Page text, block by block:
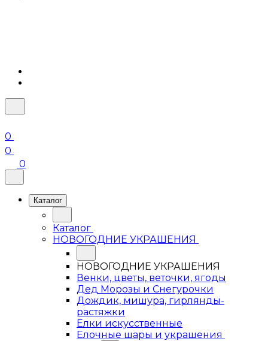
0
0
0
Каталог
Каталог
НОВОГОДНИЕ УКРАШЕНИЯ
НОВОГОДНИЕ УКРАШЕНИЯ
Венки, цветы, веточки, ягоды
Дед Морозы и Снегурочки
Дождик, мишура, гирлянды-
растяжки
Елки искусственные
Елочные шары и украшения